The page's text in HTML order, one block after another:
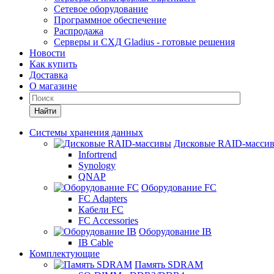
Сетевое оборудование
Программное обеспечение
Распродажа
Серверы и СХД Gladius - готовые решения
Новости
Как купить
Доставка
О магазине
Найти
Системы хранения данных
Дисковые RAID-
Infortrend
Synology
QNAP
Оборудование FC
FC Adapters
Кабели FC
FC Accessories
Оборудование IB
IB Cable
Комплектующие
Память SDRAM